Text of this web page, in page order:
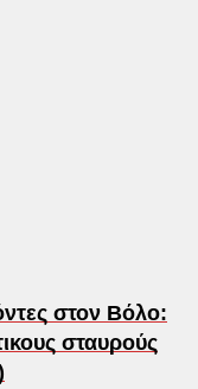
στον Βόλο:
σταυρούς